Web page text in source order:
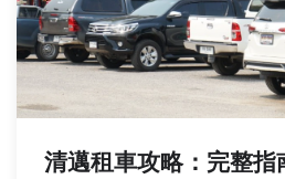
清邁租車攻略：完整指